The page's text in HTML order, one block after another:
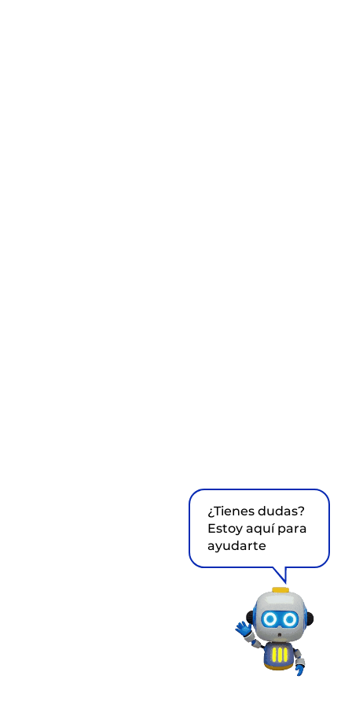
¿Tienes dudas?
Estoy aquí para
ayudarte